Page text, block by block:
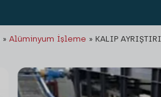
»Alüminyum İşleme » KALIP